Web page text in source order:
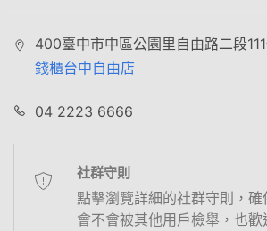
400臺中市中區公園里自由路二段
錢櫃台中自由店
04 2223 6666
社群守則
點擊瀏覽詳細的社群守則，
會不會被其他用戶檢舉，也歡